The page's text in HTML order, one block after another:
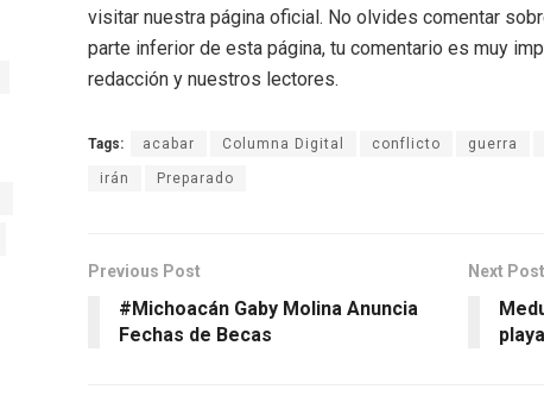
visitar nuestra página oficial. No olvides comentar
parte inferior de esta página, tu comentario es muy
redacción y nuestros lectores.
Tags: acabar Columna Digital conflicto guerra
irán Preparado
Previous Post
#Michoacán Gaby Molina Anuncia
Fechas de Becas
Next Post